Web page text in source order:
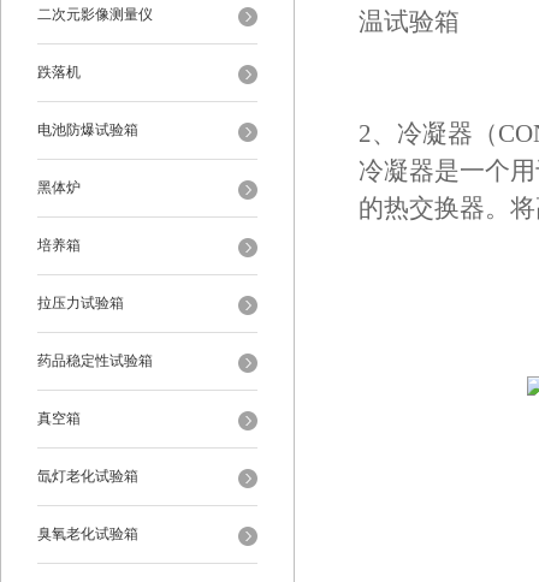
二次元影像测量仪
跌落机
电池防爆试验箱
黑体炉
培养箱
拉压力试验箱
药品稳定性试验箱
真空箱
氙灯老化试验箱
臭氧老化试验箱
2、冷凝器（
冷凝器是一个
的热交换器。